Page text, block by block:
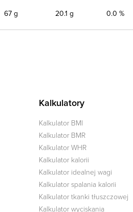
67 g 20.1 g 0.0 %
Kalkulatory
Kalkulator BMI
Kalkulator BMR
Kalkulator WHR
Kalkulator kalorii
Kalkulator idealnej wagi
Kalkulator spalania kalorii
Kalkulator tkanki tłuszczowej
Kalkulator wyciskania